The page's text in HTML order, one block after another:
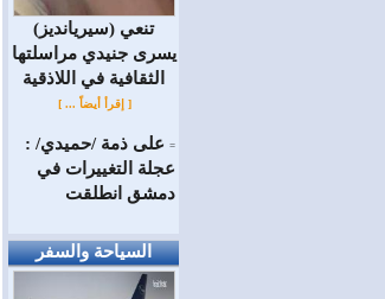
(سيريانديز) تنعي
يسرى جنيدي مراسلتها
الثقافية في اللاذقية
[ إقرأ أيضاً ... ]
= على ذمة /حميدي/ :
عجلة التغييرات في
دمشق انطلقت
السياحة والسفر